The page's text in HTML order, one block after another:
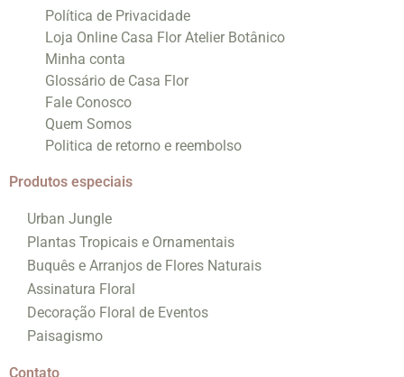
Política de Privacidade
Loja Online Casa Flor Atelier Botânico
Minha conta
Glossário de Casa Flor
Fale Conosco
Quem Somos
Politica de retorno e reembolso
Produtos especiais
Urban Jungle
Plantas Tropicais e Ornamentais
Buquês e Arranjos de Flores Naturais
Assinatura Floral
Decoração Floral de Eventos
Paisagismo
Contato